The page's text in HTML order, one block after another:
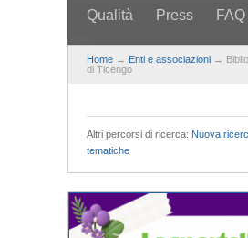
Qualità Press FAQ
Home → Enti e associazioni →
di Ticengo
Altri percorsi di ricerca: Nuova
tematiche